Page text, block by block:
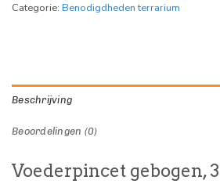
Categorie: Benodigdheden terrarium
Beschrijving
Beoordelingen (0)
Voederpincet gebogen,